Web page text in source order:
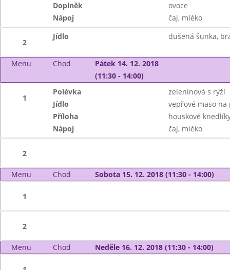
Doplněk
ovoce
Nápoj
čaj, mléko
2
Jídlo dušená šunka,
Menu Chod
Pátek 14. 12. 2018
(11:30 - 14:00)
1
Polévka
zeleninová s rýží
Jídlo
vepřové maso na
Příloha
houskové
Nápoj
čaj, mléko
2
Menu Chod Sobota 15. 12. 2018 (11:30 - 14:00)
1
2
Menu Chod Neděle 16. 12. 2018 (11:30 - 14:00)